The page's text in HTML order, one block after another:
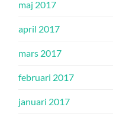
maj 2017
april 2017
mars 2017
februari 2017
januari 2017